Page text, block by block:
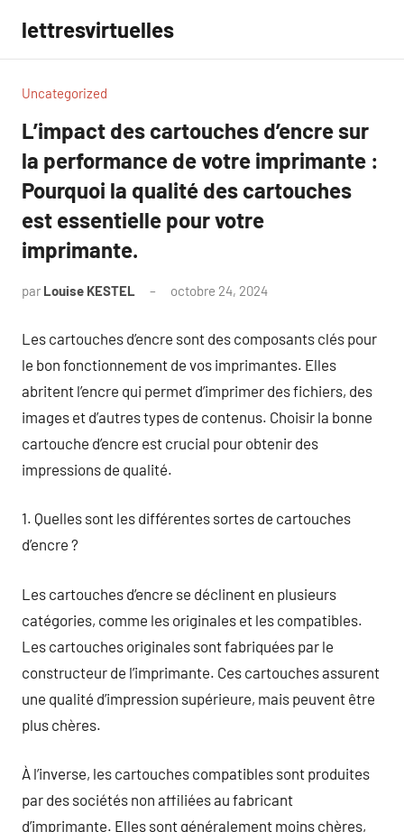
contenu
lettresvirtuelles
Uncategorized
L’impact des cartouches d’encre sur
la performance de votre imprimante :
Pourquoi la qualité des cartouches
est essentielle pour votre
imprimante.
par Louise KESTEL octobre 24, 2024
Les cartouches d’encre sont des composants clés pour
le bon fonctionnement de vos imprimantes. Elles
abritent l’encre qui permet d’imprimer des fichiers, des
images et d’autres types de contenus. Choisir la bonne
cartouche d’encre est crucial pour obtenir des
impressions de qualité.
1. Quelles sont les différentes sortes de cartouches
d’encre ?
Les cartouches d’encre se déclinent en plusieurs
catégories, comme les originales et les compatibles.
Les cartouches originales sont fabriquées par le
constructeur de l’imprimante. Ces cartouches assurent
une qualité d’impression supérieure, mais peuvent être
plus chères.
À l’inverse, les cartouches compatibles sont produites
par des sociétés non affiliées au fabricant
d’imprimante. Elles sont généralement moins chères,